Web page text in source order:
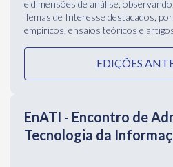
EnATI - Encontro de
Tecnologia da
O EnATI é um espaço de
Tecnologia da Informação,
subsistemas e dimensões de
preferencialmente, os Temas de